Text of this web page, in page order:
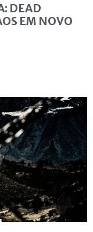
DEAD
EM NOVO